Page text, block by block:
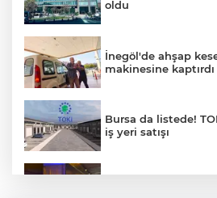
oldu
İnegöl'de ahşap
makinesine kaptırdı
Bursa da listede!
iş yeri satışı